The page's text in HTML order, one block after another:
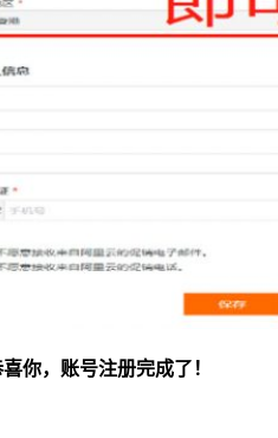
你，账号注册完成了！